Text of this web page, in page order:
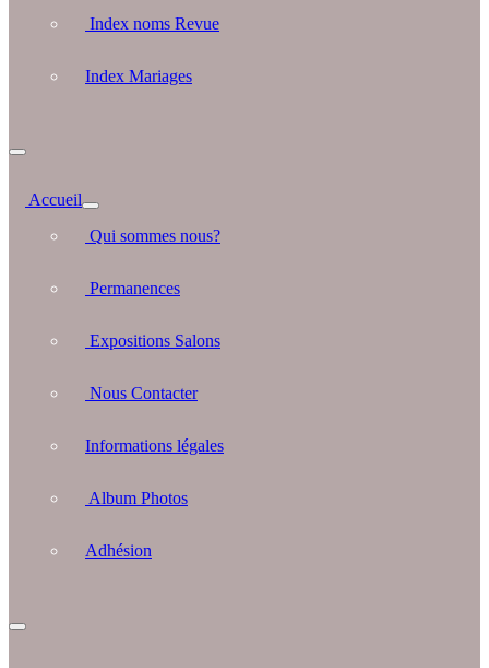
Index noms Revue
Index Mariages
Accueil
Qui sommes nous?
Permanences
Expositions Salons
Nous Contacter
Informations légales
Album Photos
Adhésion